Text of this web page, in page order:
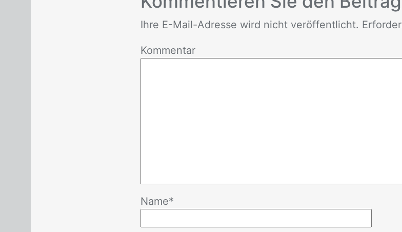
Ihre E-Mail-Adres­se wird nicht ver­öf­fent­licht.
Kommentar
Name*